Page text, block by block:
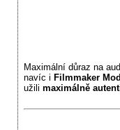
Maximální důraz na
navíc i Filmmaker
užili maximálně